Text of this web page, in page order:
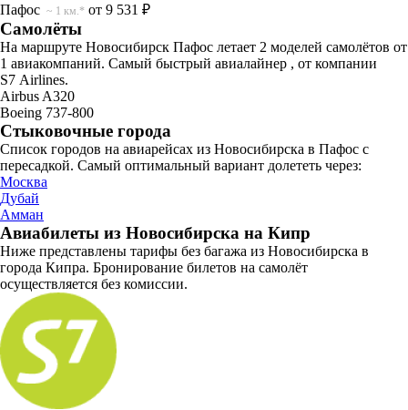
Пафос ~ 1 км.* от 9 531 ₽
Самолёты
На маршруте Новосибирск Пафос летает 2 моделей самолётов от
1 авиакомпаний. Самый быстрый авиалайнер , от компании
S7 Airlines.
Airbus A320
Boeing 737-800
Стыковочные города
Список городов на авиарейсах из Новосибирска в Пафос с
пересадкой. Самый оптимальный вариант долететь через:
Москва
Дубай
Амман
Авиабилеты из Новосибирска на Кипр
Ниже представлены тарифы без багажа из Новосибирска в
города Кипра. Бронирование билетов на самолёт
осуществляется без комиссии.